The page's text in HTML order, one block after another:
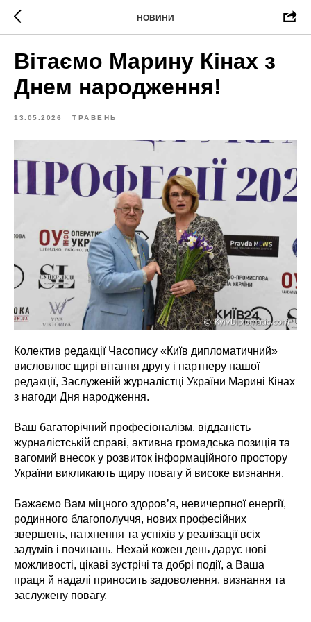
НОВИНИ
Вітаємо Марину Кінах з
Днем народження!
13.05.2026 ТРАВЕНЬ
Колектив редакції Часопису «Київ дипломатичний»
висловлює щирі вітання другу і партнеру нашої
редакції, Заслуженій журналістці України Марині Кінах
з нагоди Дня народження.
Ваш багаторічний професіоналізм, відданість
журналістській справі, активна громадська позиція та
вагомий внесок у розвиток інформаційного простору
України викликають щиру повагу й високе визнання.
Бажаємо Вам міцного здоров’я, невичерпної енергії,
родинного благополуччя, нових професійних
звершень, натхнення та успіхів у реалізації всіх
задумів і починань. Нехай кожен день дарує нові
можливості, цікаві зустрічі та добрі події, а Ваша
праця й надалі приносить задоволення, визнання та
заслужену повагу.